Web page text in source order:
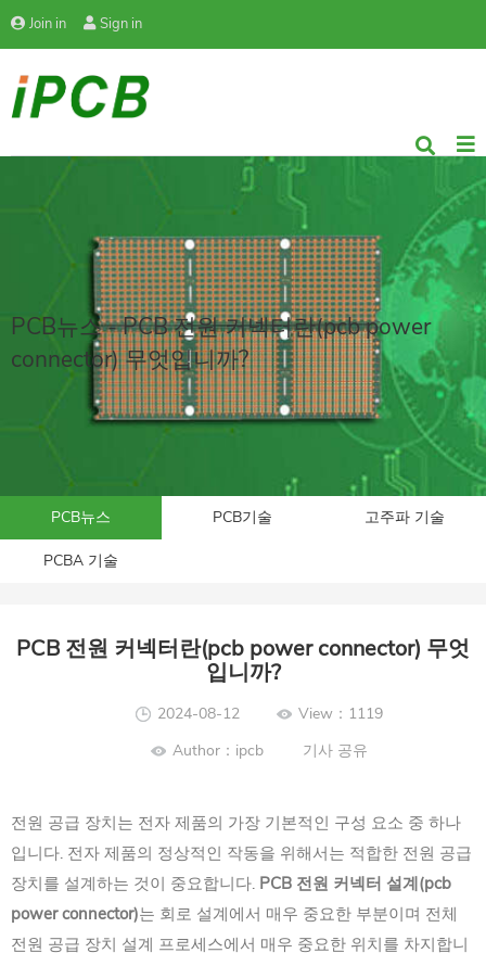
Join in Sign in
PCB뉴스 - PCB 전원 커넥터란(pcb power
connector) 무엇입니까?
PCB뉴스 PCB기술 고주파 기술
PCBA 기술
PCB 전원 커넥터란(pcb power connector) 무엇
입니까?
2024-08-12
View：1119
Author：ipcb 기사 공유
전원 공급 장치는 전자 제품의 가장 기본적인 구성 요소 중 하나
입니다. 전자 제품의 정상적인 작동을 위해서는 적합한 전원 공급
장치를 설계하는 것이 중요합니다. PCB 전원 커넥터 설계(pcb
power connector)는 회로 설계에서 매우 중요한 부분이며 전체
전원 공급 장치 설계 프로세스에서 매우 중요한 위치를 차지합니